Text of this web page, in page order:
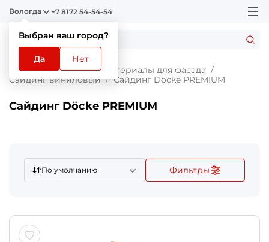
Вологда
Выбран ваш город?
Да Нет
+7 8172 54-54-54
Главная Каталог
Материалы для фасада
Сайдинг виниловый
Сайдинг Döcke PREMIUM
Сайдинг Döcke PREMIUM
По умолчанию Фильтры